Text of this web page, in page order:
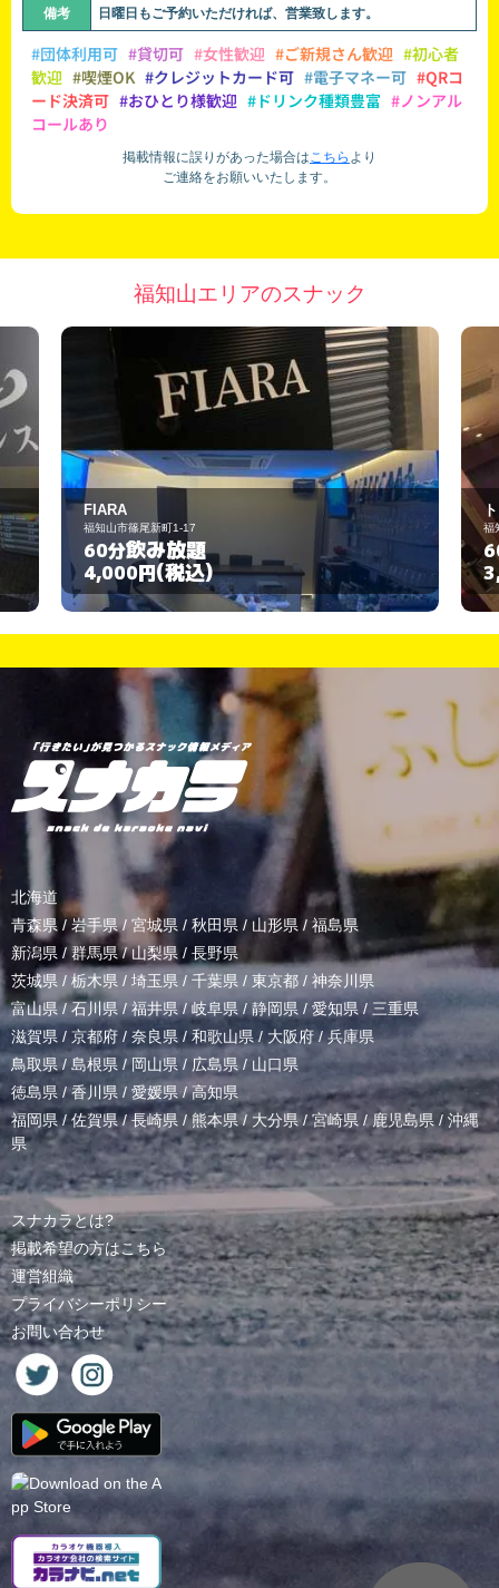
備考 日曜日もご予約いただければ、営業致します。
#団体利用可 #貸切可 #女性歓迎 #ご新規さん歓迎 #初心者
歓迎 #喫煙OK #クレジットカード可 #電子マネー可 #QRコ
ード決済可 #おひとり様歓迎 #ドリンク種類豊富 #ノンアル
コールあり
掲載情報に誤りがあった場合はこちら より
ご連絡をお願いいたします。
福知山エリアのスナック
FIARA
福知山市篠尾新町1-17
60分飲み放題
4,000円(税込)
福
北海道
青森県 / 岩手県/ 宮城県 / 秋田県 / 山形県/ 福島県
新潟県 /群馬県/山梨県 / 長野県
茨城県 / 栃木県 / 埼玉県 / 千葉県 / 東京都 / 神奈川県
富山県 /石川県/福井県/岐阜県 / 静岡県 / 愛知県 / 三重県
滋賀県 / 京都府 / 奈良県 / 和歌山県/ 大阪府 /兵庫県
鳥取県/ 島根県 /岡山県/ 広島県 / 山口県
徳島県 /香川県 / 愛媛県/高知県
福岡県/佐賀県/長崎県 /熊本県/ 大分県/宮崎県 /鹿児島県 / 沖縄
県
スナカラとは?
掲載希望の方はこちら
運営組織
プライバシーポリシー
お問い合わせ